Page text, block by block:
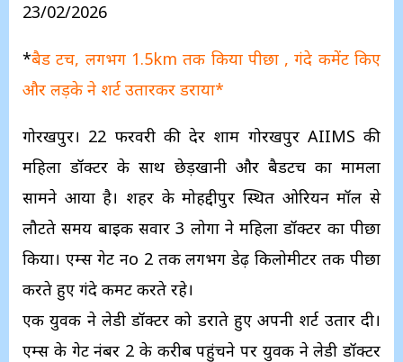
23/02/2026
*बैड टच, लगभग 1.5km तक किया पीछा , गंदे कमेंट किए
और लड़के ने शर्ट उतारकर डराया*
गोरखपुर। 22 फरवरी की देर शाम गोरखपुर AIIMS की
महिला डॉक्टर के साथ छेड़खानी और बैडटच का मामला
सामने आया है। शहर के मोहद्दीपुर स्थित ओरियन मॉल से
लौटते समय बाइक सवार 3 लोगों ने महिला डॉक्टर का पीछा
किया। एम्स गेट नo 2 तक लगभग डेढ़ किलोमीटर तक पीछा
करते हुए गंदे कमेंट करते रहे।
एक युवक ने लेडी डॉक्टर को डराते हुए अपनी शर्ट उतार दी।
एम्स के गेट नंबर 2 के करीब पहुंचने पर युवक ने लेडी डॉक्टर